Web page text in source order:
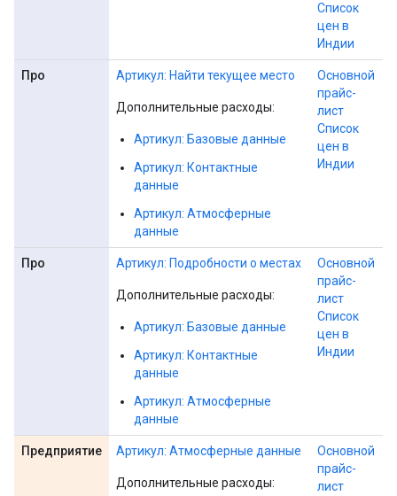
Список
цен в
Индии
Про Артикул: Найти текущее место
Дополнительные расходы:
Артикул: Базовые данные
Артикул: Контактные
данные
Артикул: Атмосферные
данные
Основной
прайс-
лист
Список
цен в
Индии
Про Артикул: Подробности о местах
Дополнительные расходы:
Артикул: Базовые данные
Артикул: Контактные
данные
Артикул: Атмосферные
данные
Основной
прайс-
лист
Список
цен в
Индии
Предприятие Артикул: Атмосферные данные
Дополнительные расходы:
Основной
прайс-
лист